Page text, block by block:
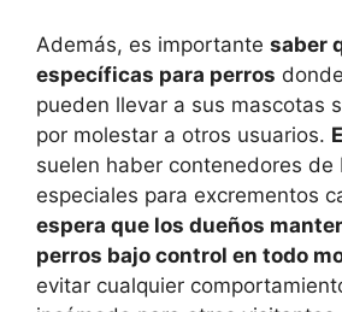
Además, es importante saber
específicas para perros
pueden llevar a sus mascotas
por molestar a otros usuarios.
suelen haber contenedores de
especiales para excrementos
espera que los dueños
perros bajo control en todo
evitar cualquier